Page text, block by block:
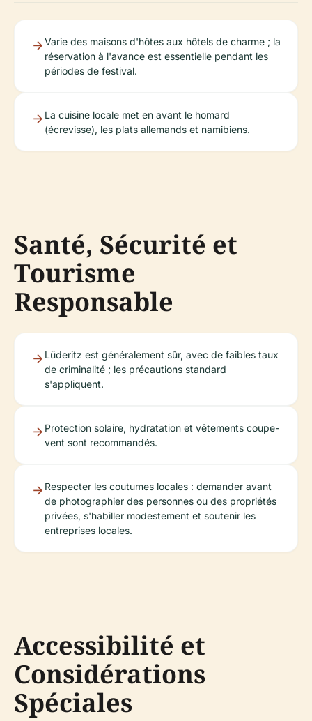
Varie des maisons d'hôtes aux hôtels de charme ; la
réservation à l'avance est essentielle pendant les
périodes de festival.
La cuisine locale met en avant le homard
(écrevisse), les plats allemands et namibiens.
Santé, Sécurité et
Tourisme
Responsable
Lüderitz est généralement sûr, avec de faibles taux
de criminalité ; les précautions standard
s'appliquent.
Protection solaire, hydratation et vêtements coupe-
vent sont recommandés.
Respecter les coutumes locales : demander avant
de photographier des personnes ou des propriétés
privées, s'habiller modestement et soutenir les
entreprises locales.
Accessibilité et
Considérations
Spéciales